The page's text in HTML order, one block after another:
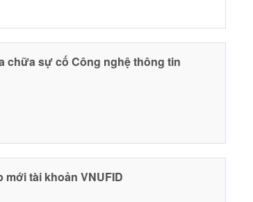
chữa sự cố Công nghệ thông tin
mới tài khoản VNUFID